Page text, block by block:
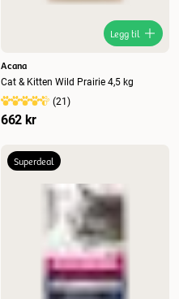
Legg til
Acana
Cat & Kitten Wild Prairie 4,5 kg
(21)
662 kr
Superdeal